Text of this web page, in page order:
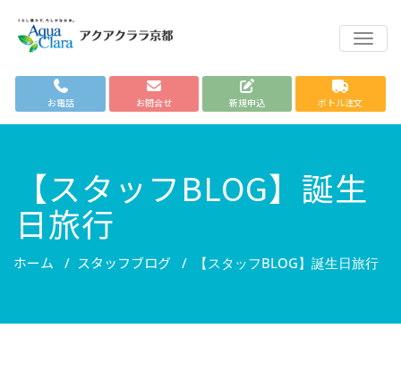
お電話 お問合せ 新規申込 ボトル注文
【スタッフBLOG】誕生
日旅行
ホーム / スタッフブログ / 【スタッフBLOG】誕生日旅行